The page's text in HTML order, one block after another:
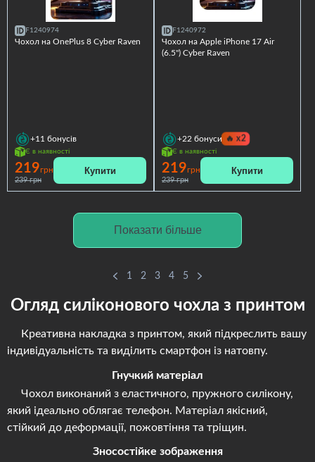
F1240974
Чохол на OnePlus 8 Cyber Raven
+11 бонусів
Є в наявності
219грн
239 грн
Купити
F1240972
Чохол на Apple iPhone 17 Air
(6.5") Cyber Raven
+22 бонуси 🔥x2
Є в наявності
219грн
239 грн
Купити
Показати більше
1 2 3 4 5
Огляд силіконового чохла з принтом
Креативна накладка з принтом, який підкреслить вашу
індивідуальність та виділить смартфон із натовпу.
Гнучкий матеріал
Чохол виконаний з еластичного, пружного силікону,
який ідеально облягає телефон. Матеріал якісний,
стійкий до деформації, пожовтіння та тріщин.
Зносостійке зображення